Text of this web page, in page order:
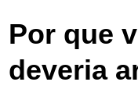
Por que
deveria